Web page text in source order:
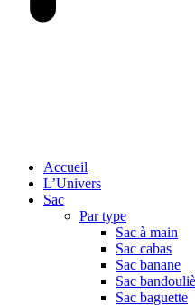
Accueil
L’Univers
Sac
Par type
Sac à main
Sac cabas
Sac banane
Sac
Sac baguette